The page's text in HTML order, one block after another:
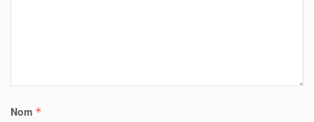
Nom *